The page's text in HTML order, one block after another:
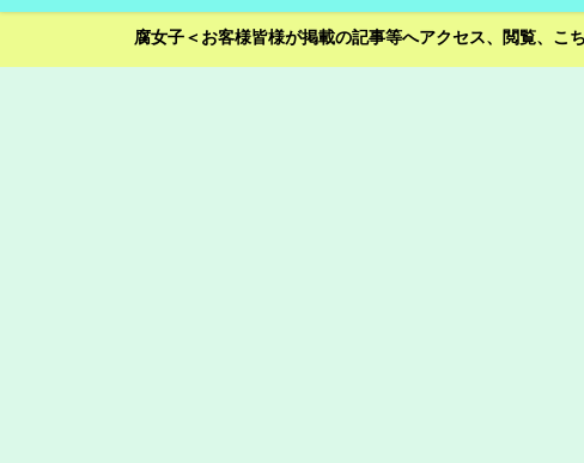
腐女子＜お客様皆様が掲載の記事等へアクセス、閲覧、こ